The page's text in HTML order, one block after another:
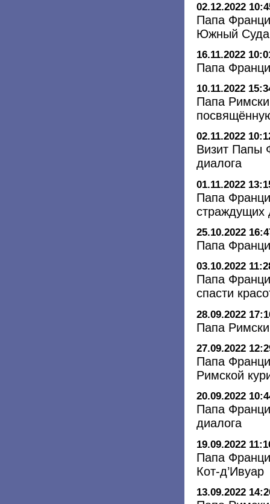
02.12.2022
Папа
Южный
16.11.2022
Папа
10.11.2022
Папа
02.11.2022
Визит Папы
диалога
01.11.2022
Папа
страждущих
25.10.2022
Папа
03.10.2022
Папа
спасти
28.09.2022
Папа
27.09.2022
Папа
Римской
20.09.2022
Папа
диалога
19.09.2022
Папа
Кот-д’Ивуар
13.09.2022